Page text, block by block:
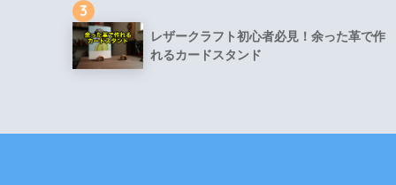
3
レザークラフト初心者必見！余った革で作
れるカードスタンド